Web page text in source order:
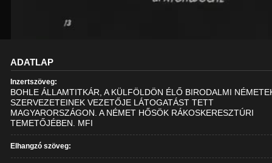
ADATLAP
Inzertszöveg:
BOHLE ÁLLAMTITKÁR, A KÜLFÖLDÖN ÉLŐ BIRODALMI
SZERVEZETEINEK VEZETŐJE LÁTOGATÁST TETT
MAGYARORSZÁGON. A NÉMET HŐSÖK RÁKOSKERESZTÚRI
TEMETŐJÉBEN. MFI
Elhangzó szöveg: